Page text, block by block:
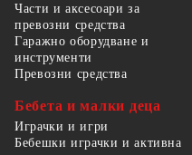
Части и аксесоари за
превозни средства
Гаражно оборудване и
инструменти
Превозни средства
Бебета и малки деца
Играчки и игри
Бебешки играчки и активна